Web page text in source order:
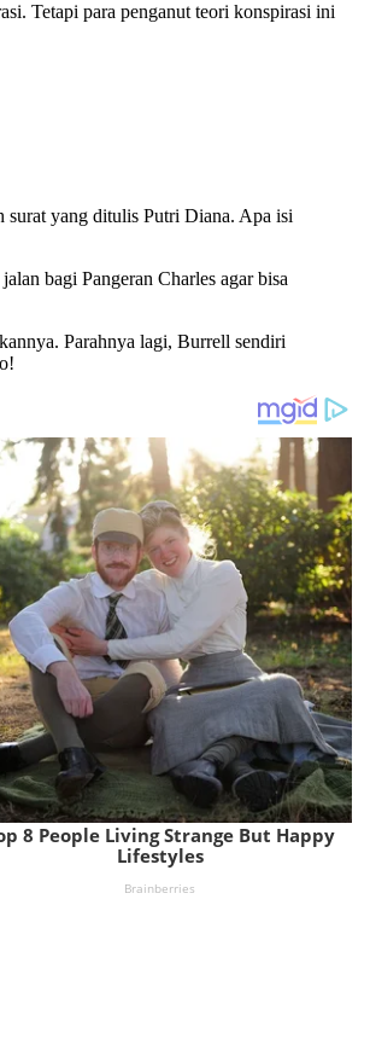
Tetapi para penganut teori konspirasi ini
surat yang ditulis Putri Diana. Apa isi
bagi Pangeran Charles agar bisa
Parahnya lagi, Burrell sendiri